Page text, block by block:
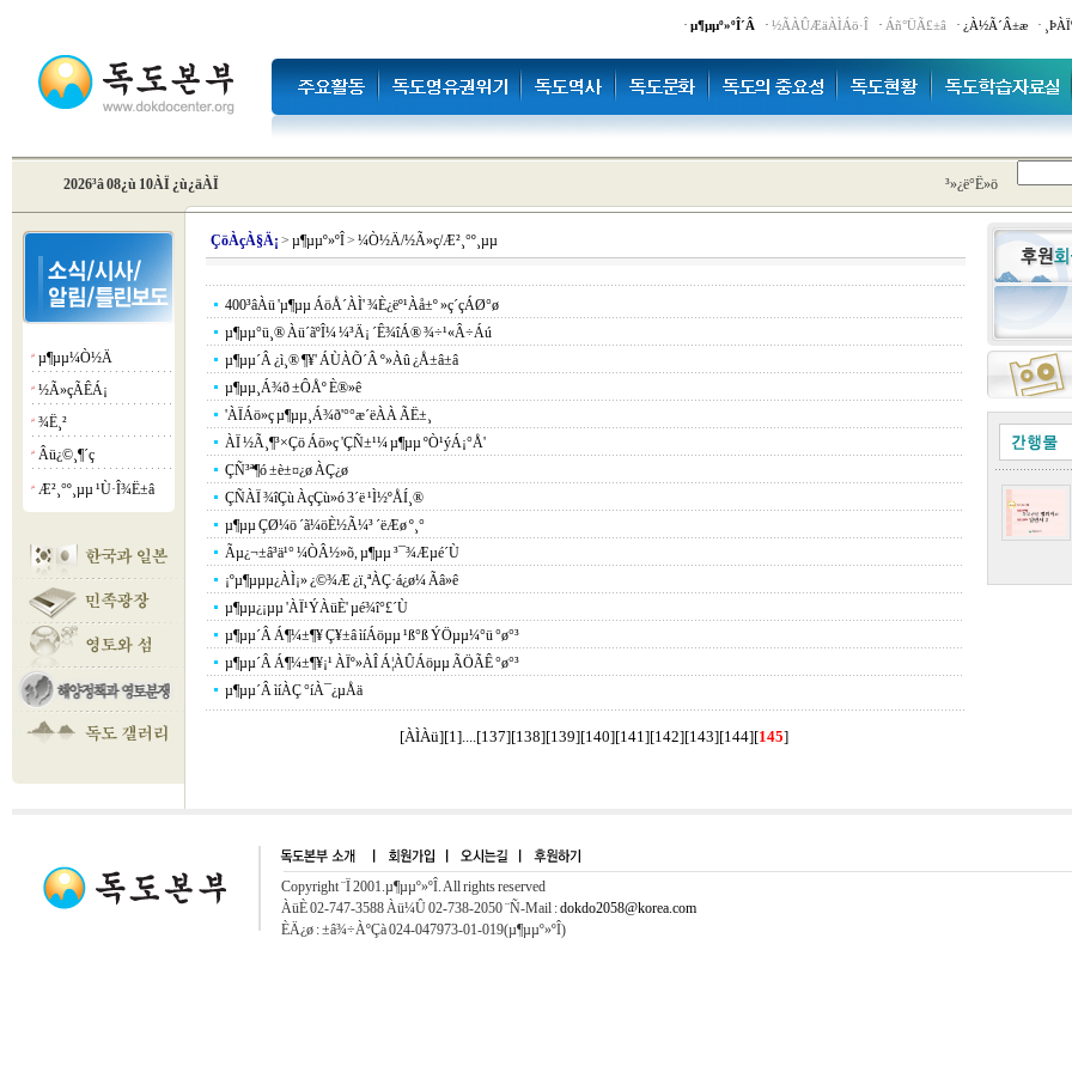
· µ¶µµº»ºÎ´Â · ½ÃÀÛÆäÀÌÁö·Î · Áñ°ÜÃ£±â · ¿À½Ã´Â±æ ·
2026³â 08¿ù 10ÀÏ ¿ù¿äÀÏ ³»¿ë°Ë»ö
¡á µ¶µµ¼Ò½Ä
¡á ½Ã»çÃÊÁ¡
¡á ¾Ë¸²
¡á Âü¿©¸¶´ç
¡á Æ²¸°º¸µµ ¹Ù·Î¾Ë±â
ÇöÀçÀ§Ä¡ > µ¶µµº»ºÎ> ¼Ò½Ä/½Ã»ç/Æ²¸°º¸µµ
400³âÀü 'µ¶µµ ÁöÅ´ÀÌ' ¾È¿ëº¹Àå±º »ç´çÁØ°ø
µ¶µµ°ü¸® Àü´ãºÎ¼­ ¼³Ä¡ ´Ê¾îÁ® ¾÷¹«Â÷Áú
µ¶µµ´Â ¿ì¸® ¶¥' ÁÙÀÕ´Â º»Àû ¿Å±â±â
µ¶µµ¸Á¾ð ±ÔÅº È®»ê
'ÀÏÁö»ç µ¶µµ¸Á¾ð'°­°æ´ëÀÀ ÃË±¸
ÀÏ ½Ã¸¶³×Çö Áö»ç 'ÇÑ±¹¼­ µ¶µµ ºÒ¹ýÁ¡°Å'
ÇÑ³ª¶ó ±è±¤¿ø ÀÇ¿ø
ÇÑÀÏ ¾îÇù ÀçÇù»ó 3´ë ¹Ì½ºÅÍ¸®
µ¶µµ ÇØ¼ö ´ã¼öÈ­½Ã¼³ ´ëÆø º¸°­
Ãµ¿¬±â³ä¹° ¼ÒÂ½»õ, µ¶µµ ³¯¾Æµé´Ù
¡ºµ¶µµµ¿ÀÌ¡» ¿©¾Æ ¿ï¸ªÀÇ·á¿ø¼­ Ãâ»ê
µ¶µµ¿¡µµ 'ÀÏ¹ÝÀüÈ­' µé¾î°£´Ù
µ¶µµ´Â Á¶¼±¶¥ Ç¥±â ìíÁöµµ ¹ß°ß ÝÖµµ¼­°ü °ø°³
µ¶µµ´Â Á¶¼±¶¥¡¹ ÀÏº»ÀÎ Á¦ÀÛÁöµµ ÃÖÃÊ °ø°³
µ¶µµ´Â ìíÀÇ °íÀ¯¿µÅä
[ÀÌÀü][1]....[137][138][139][140][141][142][143][144][145]
Copyright ¨Ï 2001.µ¶µµº»ºÎ. All rights reserved
ÀüÈ­ 02-747-3588 Àü¼Û 02-738-2050 ¨Ñ-Mail :dokdo2058@korea.com
ÈÄ¿ø : ±â¾÷ÀºÇà 024-047973-01-019(µ¶µµº»ºÎ)